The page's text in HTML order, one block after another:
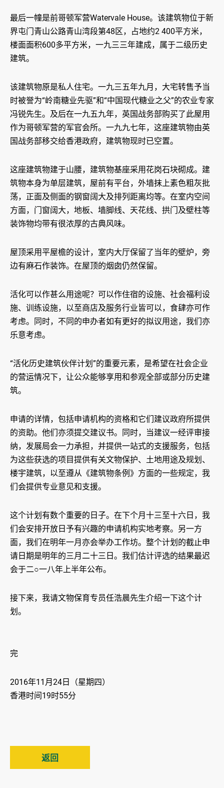
最后一幢是前哥顿军营Watervale House。该建筑物位于新
界屯门青山公路青山湾段第48区，占地约2 400平方米，
楼面面积600多平方米，一九三三年建成，属于二级历史
建筑。
该建筑物原是私人住宅。一九三五年九月，大宅转售予当
时被誉为“岭南糖业先驱”和“中国现代糖业之父”的农业专家
冯锐先生。及后在一九五九年，英国战务部购买了此屋用
作为哥顿军营的军官会所。一九九七年，这座建筑物由英
国战务部移交给香港政府，建筑物现时已空置。
这座建筑物建于山腰，建筑物基座采用花岗石块砌成。建
筑物本身为单层建筑，屋前有平台，外墙抹上素色粗灰批
荡，正面及侧面的钢窗阔大及排列距离均等。在室内空间
方面，门窗阔大，地板、墙脚线、天花线、拱门及壁柱等
装饰物均带有很浓厚的古典风味。
屋顶采用平屋檐的设计，室内大厅保留了当年的壁炉，旁
边有麻石作装饰。在屋顶的烟囱仍然保留。
活化可以作甚么用途呢？可以作住宿的设施、社会福利设
施、训练设施，以至商店及服务行业皆可以，食肆亦可作
考虑。同时，不同的申办者如有更好的拟议用途，我们亦
乐意考虑。
“活化历史建筑伙伴计划”的重要元素，是希望在社会企业
的营运情况下，让公众能够享用和参观全部或部分历史建
筑。
申请的详情，包括申请机构的资格和它们建议政府所提供
的资助。他们亦须提交建议书。同时，当建议一经评审接
纳，发展局会一力承担，并提供一站式的支援服务，包括
为这些获选的项目提供有关文物保护、土地用途及规划、
楼宇建筑，以至遵从《建筑物条例》方面的一些规定，我
们会提供专业意见和支援。
这个计划有数个重要的日子。在下个月十三至十六日，我
们会安排开放日予有兴趣的申请机构实地考察。另一方
面，我们在明年一月亦会举办工作坊。整个计划的截止申
请日期是明年的三月二十三日。我们估计评选的结果最迟
会于二○一八年上半年公布。
接下来，我请文物保育专员任浩晨先生介绍一下这个计
划。
完
2016年11月24日（星期四）
香港时间19时55分
返回